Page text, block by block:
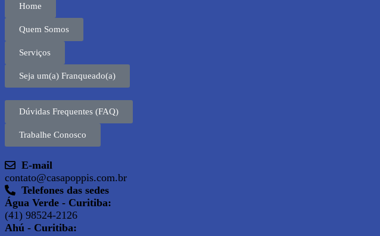
Home
Quem Somos
Serviços
Seja um(a) Franqueado(a)
Dúvidas Frequentes (FAQ)
Trabalhe Conosco
E-mail
contato@casapoppis.com.br
Telefones das sedes
Água Verde - Curitiba:
(41) 98524-2126
Ahú - Curitiba: